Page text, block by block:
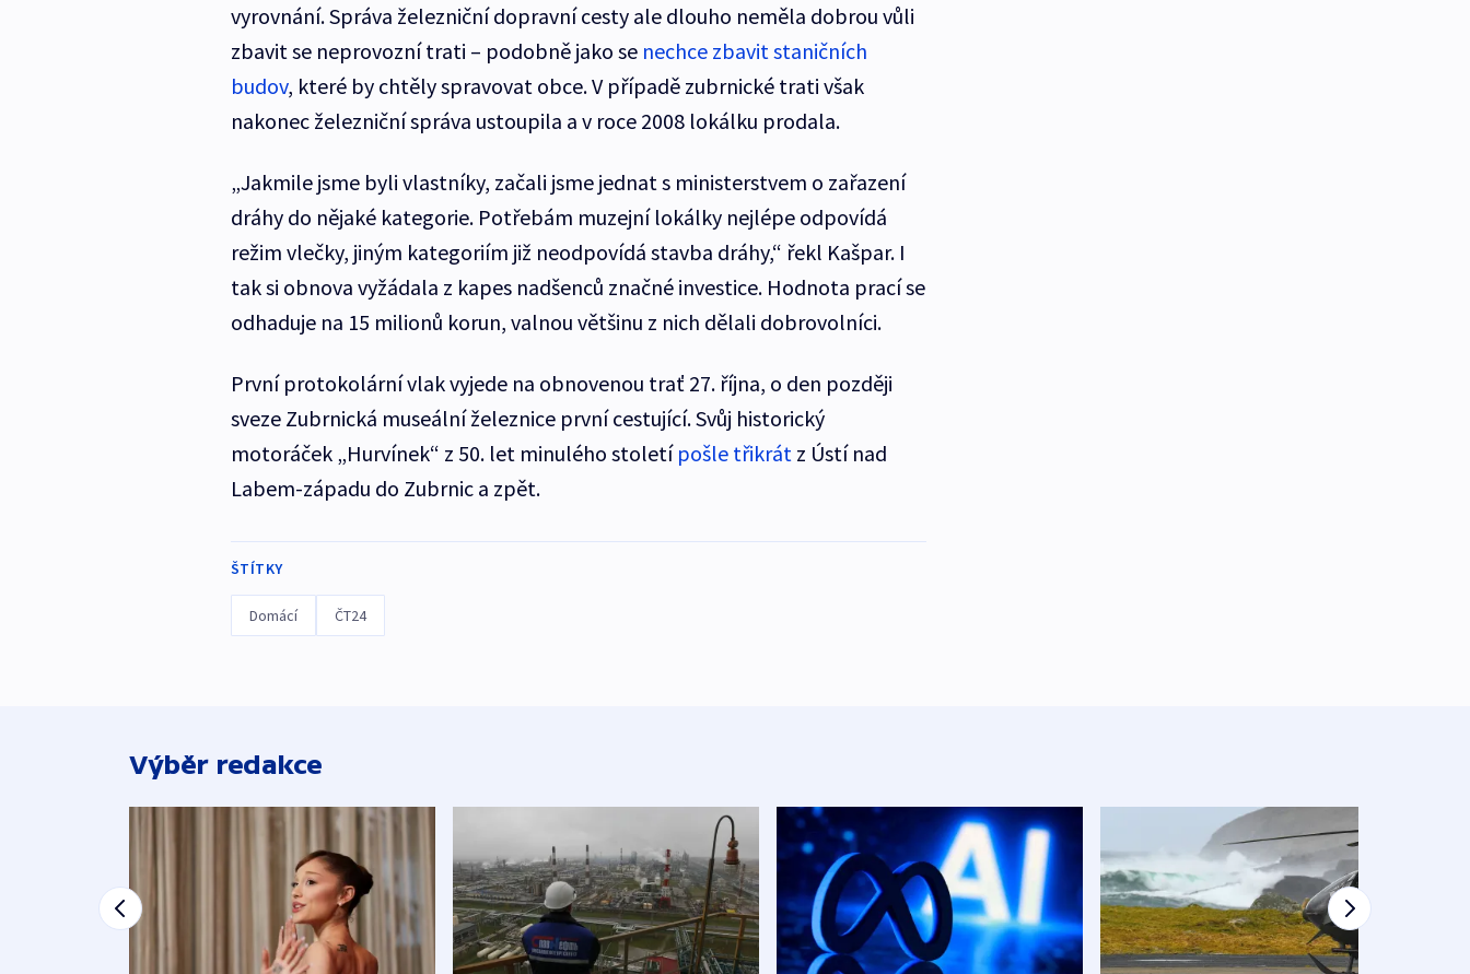
vyrovnání. Správa železniční dopravní cesty ale dlouho neměla dobrou vůli
zbavit se neprovozní trati – podobně jako se nechce zbavit staničních
budov, které by chtěly spravovat obce. V případě zubrnické trati však
nakonec železniční správa ustoupila a v roce 2008 lokálku prodala.
„Jakmile jsme byli vlastníky, začali jsme jednat s ministerstvem o zařazení
dráhy do nějaké kategorie. Potřebám muzejní lokálky nejlépe odpovídá
režim vlečky, jiným kategoriím již neodpovídá stavba dráhy,“ řekl Kašpar. I
tak si obnova vyžádala z kapes nadšenců značné investice. Hodnota prací se
odhaduje na 15 milionů korun, valnou většinu z nich dělali dobrovolníci.
První protokolární vlak vyjede na obnovenou trať 27. října, o den později
sveze Zubrnická museální železnice první cestující. Svůj historický
motoráček „Hurvínek“ z 50. let minulého století pošle třikrát z Ústí nad
Labem-západu do Zubrnic a zpět.
ŠTÍTKY
Domácí ČT24
Výběr redakce